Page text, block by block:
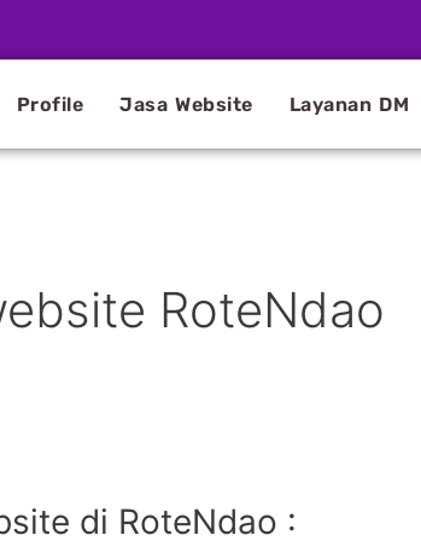
Profile Jasa Website Layanan DM
RoteNdao
di RoteNdao :